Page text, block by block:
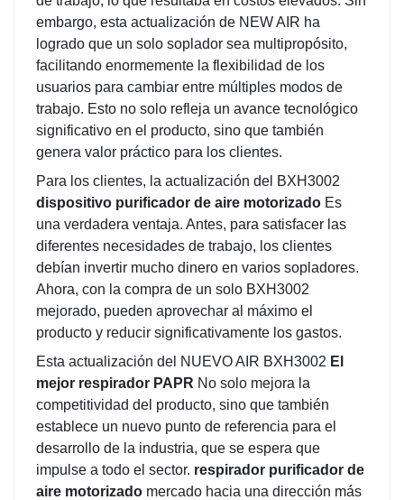
embargo, esta actualización de NEW AIR ha
logrado que un solo soplador sea multipropósito,
facilitando enormemente la flexibilidad de los
usuarios para cambiar entre múltiples modos de
trabajo. Esto no solo refleja un avance tecnológico
significativo en el producto, sino que también
genera valor práctico para los clientes.
Para los clientes, la actualización del BXH3002
dispositivo purificador de aire motorizado Es
una verdadera ventaja. Antes, para satisfacer las
diferentes necesidades de trabajo, los clientes
debían invertir mucho dinero en varios sopladores.
Ahora, con la compra de un solo BXH3002
mejorado, pueden aprovechar al máximo el
producto y reducir significativamente los gastos.
Esta actualización del NUEVO AIR BXH3002 El
mejor respirador PAPR No solo mejora la
competitividad del producto, sino que también
establece un nuevo punto de referencia para el
desarrollo de la industria, que se espera que
impulse a todo el sector. respirador purificador de
aire motorizado mercado hacia una dirección más